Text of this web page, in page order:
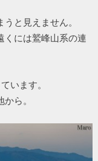
と見えません。
くには鷲峰山系の連
います。
ら。